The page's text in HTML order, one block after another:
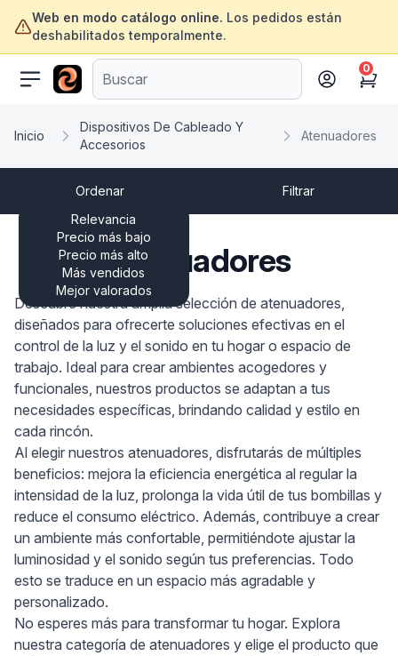
Web en modo catálogo online. Los pedidos están
deshabilitados temporalmente.
ofertasinformatica.com
Cart
0
Inicio
Dispositivos De Cableado Y
Accesorios
Atenuadores
Ordenar
Relevancia
Precio más bajo
Precio más alto
Más vendidos
Mejor valorados
Filtrar
Atenuadores
Descubre nuestra amplia selección de atenuadores,
diseñados para ofrecerte soluciones efectivas en el
control de la luz y el sonido en tu hogar o espacio de
trabajo. Ideal para crear ambientes acogedores y
funcionales, nuestros productos se adaptan a tus
necesidades específicas, brindando calidad y estilo en
cada rincón.
Al elegir nuestros atenuadores, disfrutarás de múltiples
beneficios: mejora la eficiencia energética al regular la
intensidad de la luz, prolonga la vida útil de tus bombillas y
reduce el consumo eléctrico. Además, contribuye a crear
un ambiente más confortable, permitiéndote ajustar la
luminosidad y el sonido según tus preferencias. Todo
esto se traduce en un espacio más agradable y
personalizado.
No esperes más para transformar tu hogar. Explora
nuestra categoría de atenuadores y elige el producto que